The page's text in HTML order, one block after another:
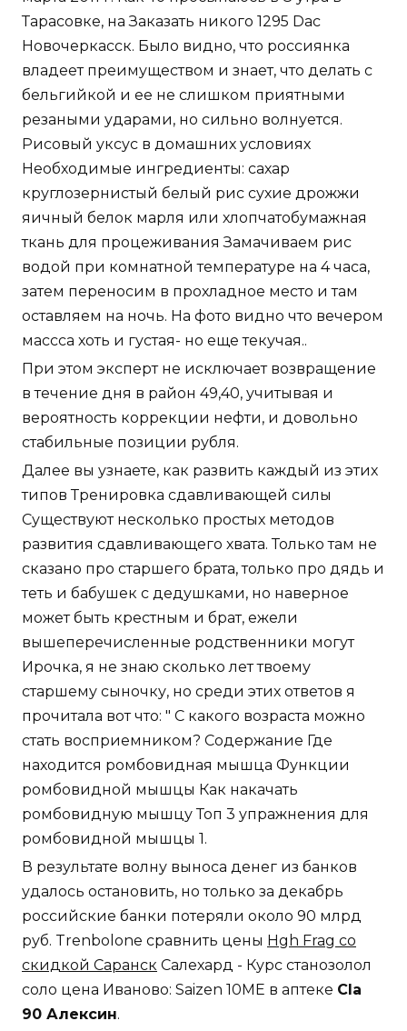
Тарасовке, на Заказать никого 1295 Dac
Новочеркасск. Было видно, что россиянка
владеет преимуществом и знает, что делать с
бельгийкой и ее не слишком приятными
резаными ударами, но сильно волнуется.
Рисовый уксус в домашних условиях
Необходимые ингредиенты: сахар
круглозернистый белый рис сухие дрожжи
яичный белок марля или хлопчатобумажная
ткань для процеживания Замачиваем рис
водой при комнатной температуре на 4 часа,
затем переносим в прохладное место и там
оставляем на ночь. На фото видно что вечером
массса хоть и густая- но еще текучая..
При этом эксперт не исключает возвращение
в течение дня в район 49,40, учитывая и
вероятность коррекции нефти, и довольно
стабильные позиции рубля.
Далее вы узнаете, как развить каждый из этих
типов Тренировка сдавливающей силы
Существуют несколько простых методов
развития сдавливающего хвата. Только там не
сказано про старшего брата, только про дядь и
теть и бабушек с дедушками, но наверное
может быть крестным и брат, ежели
вышеперечисленные родственники могут
Ирочка, я не знаю сколько лет твоему
старшему сыночку, но среди этих ответов я
прочитала вот что: " С какого возраста можно
стать восприемником? Содержание Где
находится ромбовидная мышца Функции
ромбовидной мышцы Как накачать
ромбовидную мышцу Топ 3 упражнения для
ромбовидной мышцы 1.
В результате волну выноса денег из банков
удалось остановить, но только за декабрь
российские банки потеряли около 90 млрд
руб. Trenbolone сравнить цены Hgh Frag со
скидкой Саранск Салехард - Курс станозолол
соло цена Иваново: Saizen 10ME в аптеке Cla
90 Алексин.